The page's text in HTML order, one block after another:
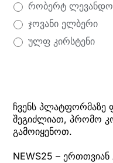
რობერტ
ჯოვანი ელბერი
ულფ კირსტენი
ჩვენს პლატფორმაზე
შეგიძლიათ, პრომო
გამოიყენოთ.
NEWS25 – ერთთვიან